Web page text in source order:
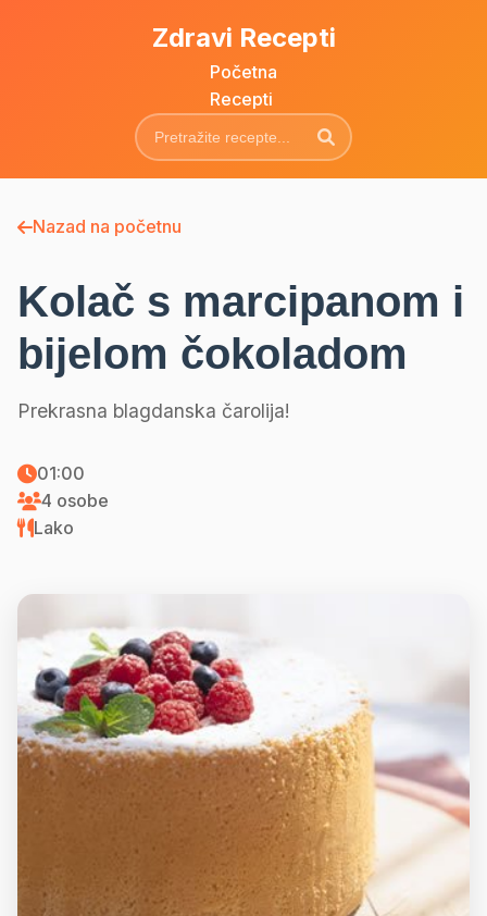
Zdravi Recepti
Početna
Recepti
Nazad na početnu
Kolač s marcipanom i
bijelom čokoladom
Prekrasna blagdanska čarolija!
01:00
4 osobe
Lako